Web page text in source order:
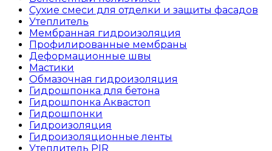
Сухие смеси для отделки и защиты фасадов
Утеплитель
Мембранная гидроизоляция
Профилированные мембраны
Деформационные швы
Мастики
Обмазочная гидроизоляция
Гидрошпонка для бетона
Гидрошпонка Аквастоп
Гидрошпонки
Гидроизоляция
Гидроизоляционные ленты
Утеплитель PIR